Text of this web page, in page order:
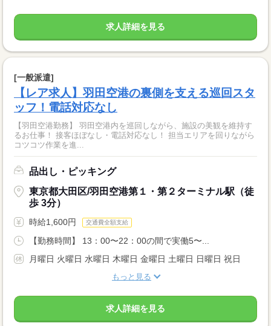
求人詳細を見る
[一般派遣]
【レア求人】羽田空港の裏側を支える巡回スタ
ッフ！電話対応なし
【羽田空港勤務】 羽田空港内を巡回しながら、施設の美観を維持す
るお仕事！ 接客ほぼなし・電話対応なし！ 担当エリアを回りながら
コツコツ作業を進...
品出し・ピッキング
東京都大田区/羽田空港第１・第２ターミナル駅（徒
歩 3分）
時給1,600円 交通費全額支給
【勤務時間】 13：00〜22：00の間で実働5〜...
月曜日 火曜日 水曜日 木曜日 金曜日 土曜日 日曜日 祝日
もっと見る
求人詳細を見る